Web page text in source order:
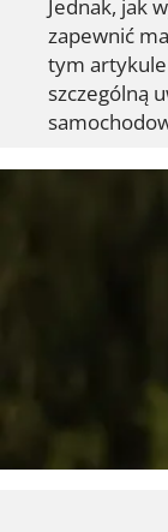
Jednak, jak
zapewnić
tym
szczególną